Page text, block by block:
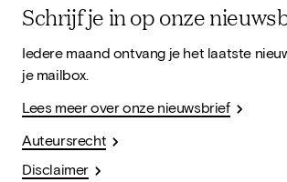
Schrijf je in op onze
Iedere maand ontvang je het laatste
je mailbox.
Lees meer over onze nieuwsbrief
Auteursrecht
Disclaimer